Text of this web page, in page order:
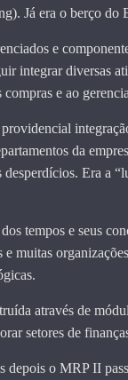
Já era o berço do
e
integrar diversas
e ao
da
Era a
tempos e seus
muitas
através de
setores de
depois o MRP II